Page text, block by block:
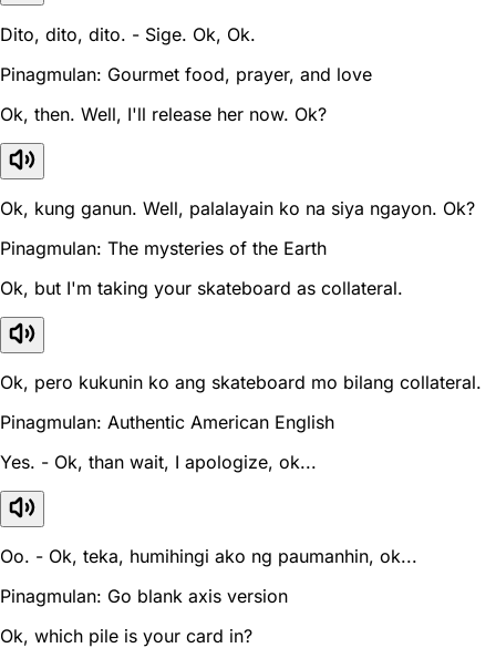
Dito, dito, dito. - Sige. Ok, Ok.
Pinagmulan: Gourmet food, prayer, and love
Ok, then. Well, I'll release her now. Ok?
Ok, kung ganun. Well, palalayain ko na siya ngayon. Ok?
Pinagmulan: The mysteries of the Earth
Ok, but I'm taking your skateboard as collateral.
Ok, pero kukunin ko ang skateboard mo bilang collateral.
Pinagmulan: Authentic American English
Yes. - Ok, than wait, I apologize, ok...
Oo. - Ok, teka, humihingi ako ng paumanhin, ok...
Pinagmulan: Go blank axis version
Ok, which pile is your card in?